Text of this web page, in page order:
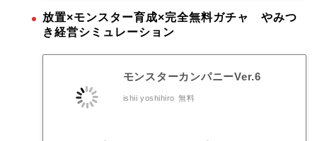
放置×モンスター育成×完全無料ガチャ やみつ
き経営シミュレーション
モンスターカンパニーVer.6
ishii yoshihiro 無料